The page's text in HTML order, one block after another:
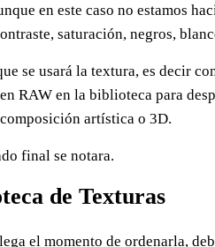
en este caso no estamos
saturación, negros,
se usará la textura, es decir
RAW en la biblioteca para
artística o 3D.
final se notara.
de Texturas
el momento de ordenarla,